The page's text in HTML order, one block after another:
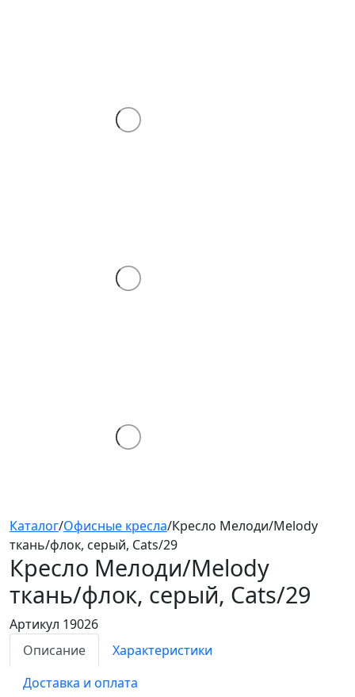
Каталог/Офисные кресла/Кресло Мелоди/Melody
ткань/флок, серый, Cats/29
Кресло Мелоди/Melody
ткань/флок, серый, Cats/29
Артикул 19026
Описание
Характеристики
Доставка и оплата